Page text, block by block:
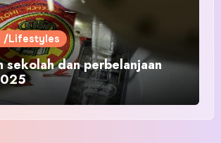
/Lifestyles
sekolah dan perbelanjaan